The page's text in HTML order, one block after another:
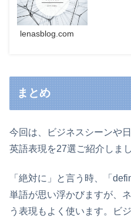
lenasblog.com
まとめ
今回は、ビジネスシーンや
英語表現を27選ご紹介しまし
「絶対に」と言う時、「
単語が思い浮かびますが、
う表現もよく使います。ビ